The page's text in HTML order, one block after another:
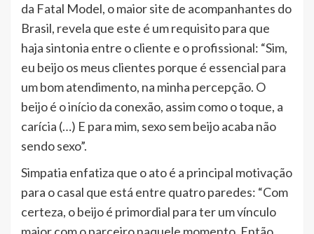
da Fatal Model, o maior site de acompanhantes do
Brasil, revela que este é um requisito para que
haja sintonia entre o cliente e o profissional: “Sim,
eu beijo os meus clientes porque é essencial para
um bom atendimento, na minha percepção. O
beijo é o início da conexão, assim como o toque, a
carícia (…) E para mim, sexo sem beijo acaba não
sendo sexo”.
Simpatia enfatiza que o ato é a principal motivação
para o casal que está entre quatro paredes: “Com
certeza, o beijo é primordial para ter um vínculo